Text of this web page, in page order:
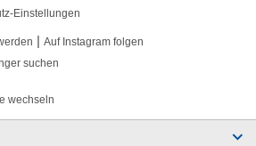
Einstellungen
| Auf Instagram folgen
suchen
wechseln